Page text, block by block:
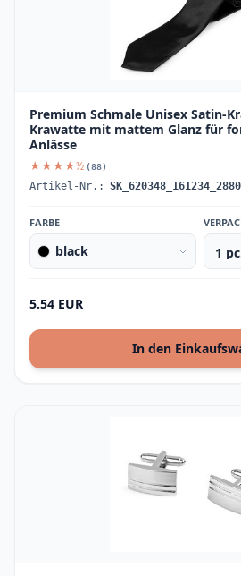
Premium Schmale Unisex Satin-
Krawatte mit mattem Glanz für
Anlässe
★★★★½ (88)
Artikel-Nr.:
FARBE
black
5.54 EUR
In den